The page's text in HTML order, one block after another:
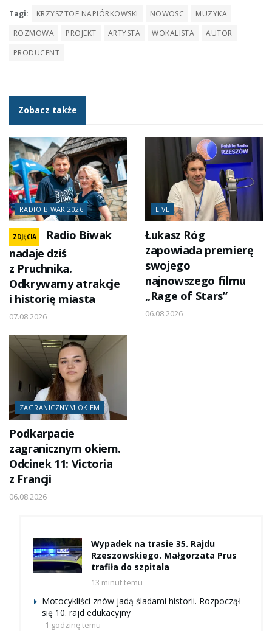
Tagi: KRZYSZTOF NAPIÓRKOWSKI NOWOSC
MUZYKA
ROZMOWA
PROJEKT ARTYSTA WOKALISTA
AUTOR
PRODUCENT
Zobacz także
RADIO BIWAK 2026
ZDJĘCIA
Radio Biwak
nadaje dziś
z Pruchnika.
Odkrywamy atrakcje
i historię miasta
07.08.2026
LIVE
Łukasz Róg
zapowiada premierę
swojego
najnowszego filmu
„Rage of Stars”
06.08.2026
ZAGRANICZNYM OKIEM
Podkarpacie
zagranicznym okiem.
Odcinek 11: Victoria
z Francji
06.08.2026
Wypadek na trasie 35. Rajdu
Rzeszowskiego. Małgorzata Prus
trafiła do szpitala
13 minut temu
Motocykliści znów jadą śladami historii. Rozpoczął
się 10. rajd edukacyjny
1 godzinę temu